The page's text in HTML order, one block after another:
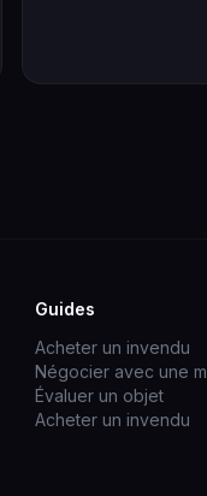
Guides
Acheter un invendu
Négocier avec une
Évaluer un objet
Acheter un invendu